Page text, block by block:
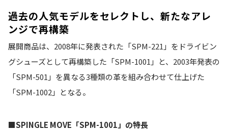
過去の人気モデルをセレクトし、新たなアレ
ンジで再構築
展開商品は、2008年に発表された「SPM-221」をドライビン
グシューズとして再構築した「SPM-1001」と、2003年発表の
「SPM-501」を異なる3種類の革を組み合わせて仕上げた
「SPM-1002」となる。
■SPINGLE MOVE「SPM-1001」の特長